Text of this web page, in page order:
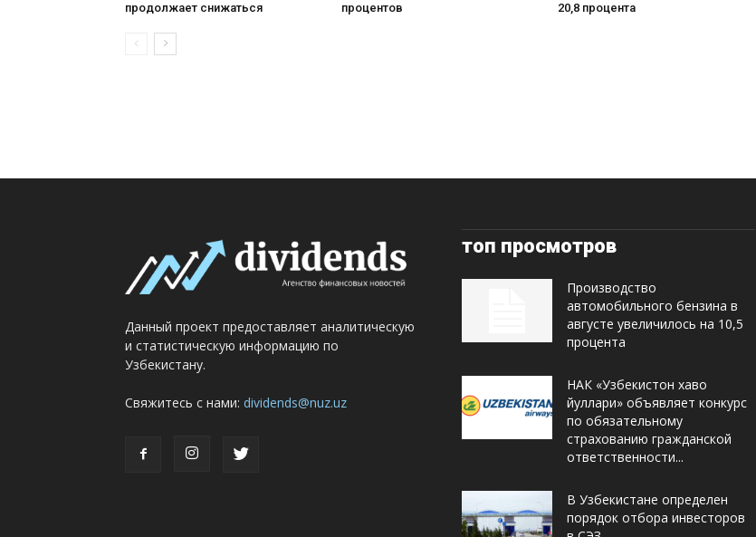
продолжает снижаться
процентов
20,8 процента
Данный проект предоставляет аналитическую
и статистическую информацию по
Узбекистану.
Свяжитесь с нами: dividends@nuz.uz
топ просмотров
Производство
автомобильного бензина в
августе увеличилось на 10,5
процента
НАК «Узбекистон хаво
йуллари» объявляет конкурс
по обязательному
страхованию гражданской
ответственности...
В Узбекистане определен
порядок отбора инвесторов